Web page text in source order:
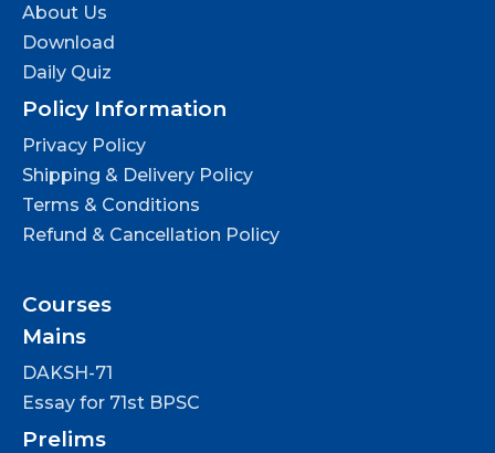
About Us
Download
Daily Quiz
Policy Information
Privacy Policy
Shipping & Delivery Policy
Terms & Conditions
Refund & Cancellation Policy
Courses
Mains
DAKSH-71
Essay for 71st BPSC
Prelims